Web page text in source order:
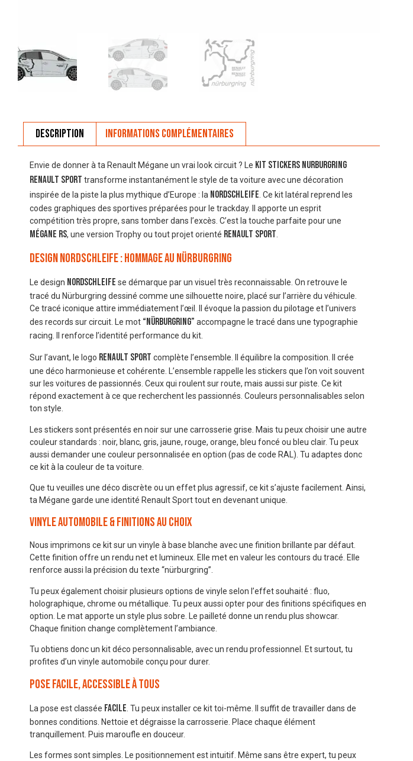
Description Informations complémentaires
Envie de donner à ta Renault Mégane un vrai look circuit ? Le Kit Stickers Nurburgring
Renault Sport transforme instantanément le style de ta voiture avec une décoration
inspirée de la piste la plus mythique d’Europe : la Nordschleife. Ce kit latéral reprend les
codes graphiques des sportives préparées pour le trackday. Il apporte un esprit
compétition très propre, sans tomber dans l’excès. C’est la touche parfaite pour une
Mégane RS, une version Trophy ou tout projet orienté Renault Sport.
Design Nordschleife : hommage au Nürburgring
Le design Nordschleife se démarque par un visuel très reconnaissable. On retrouve le
tracé du Nürburgring dessiné comme une silhouette noire, placé sur l’arrière du véhicule.
Ce tracé iconique attire immédiatement l’œil. Il évoque la passion du pilotage et l’univers
des records sur circuit. Le mot “nürburgring” accompagne le tracé dans une typographie
racing. Il renforce l’identité performance du kit.
Sur l’avant, le logo Renault Sport complète l’ensemble. Il équilibre la composition. Il crée
une déco harmonieuse et cohérente. L’ensemble rappelle les stickers que l’on voit souvent
sur les voitures de passionnés. Ceux qui roulent sur route, mais aussi sur piste. Ce kit
répond exactement à ce que recherchent les passionnés. Couleurs personnalisables selon
ton style.
Les stickers sont présentés en noir sur une carrosserie grise. Mais tu peux choisir une autre
couleur standards : noir, blanc, gris, jaune, rouge, orange, bleu foncé ou bleu clair. Tu peux
aussi demander une couleur personnalisée en option (pas de code RAL). Tu adaptes donc
ce kit à la couleur de ta voiture.
Que tu veuilles une déco discrète ou un effet plus agressif, ce kit s’ajuste facilement. Ainsi,
ta Mégane garde une identité Renault Sport tout en devenant unique.
Vinyle automobile & finitions au choix
Nous imprimons ce kit sur un vinyle à base blanche avec une finition brillante par défaut.
Cette finition offre un rendu net et lumineux. Elle met en valeur les contours du tracé. Elle
renforce aussi la précision du texte “nürburgring”.
Tu peux également choisir plusieurs options de vinyle selon l’effet souhaité : fluo,
holographique, chrome ou métallique. Tu peux aussi opter pour des finitions spécifiques en
option. Le mat apporte un style plus sobre. Le pailleté donne un rendu plus showcar.
Chaque finition change complètement l’ambiance.
Tu obtiens donc un kit déco personnalisable, avec un rendu professionnel. Et surtout, tu
profites d’un vinyle automobile conçu pour durer.
Pose facile, accessible à tous
La pose est classée facile . Tu peux installer ce kit toi-même. Il suffit de travailler dans de
bonnes conditions. Nettoie et dégraisse la carrosserie. Place chaque élément
tranquillement. Puis maroufle en douceur.
Les formes sont simples. Le positionnement est intuitif. Même sans être expert, tu peux